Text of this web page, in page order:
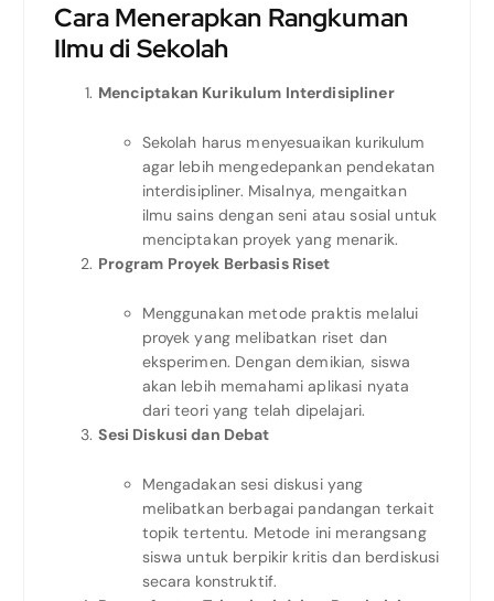
Cara Menerapkan Rangkuman
Ilmu di Sekolah
Menciptakan Kurikulum Interdisipliner
Sekolah harus menyesuaikan kurikulum
agar lebih mengedepankan pendekatan
interdisipliner. Misalnya, mengaitkan
ilmu sains dengan seni atau sosial untuk
menciptakan proyek yang menarik.
Program Proyek Berbasis Riset
Menggunakan metode praktis melalui
proyek yang melibatkan riset dan
eksperimen. Dengan demikian, siswa
akan lebih memahami aplikasi nyata
dari teori yang telah dipelajari.
Sesi Diskusi dan Debat
Mengadakan sesi diskusi yang
melibatkan berbagai pandangan terkait
topik tertentu. Metode ini merangsang
siswa untuk berpikir kritis dan berdiskusi
secara konstruktif.